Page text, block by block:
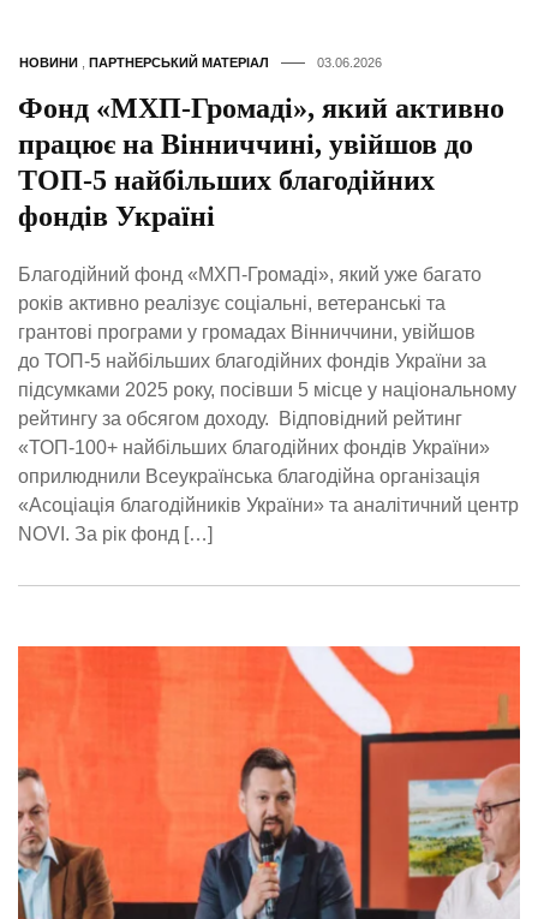
НОВИНИ ПАРТНЕРСЬКИЙ МАТЕРІАЛ 03.06.2026
Фонд «МХП-Громаді», який активно
працює на Вінниччині, увійшов до
ТОП-5 найбільших благодійних
фондів Україні
Благодійний фонд «МХП-Громаді», який уже багато
років активно реалізує соціальні, ветеранські та
грантові програми у громадах Вінниччини, увійшов
до ТОП-5 найбільших благодійних фондів України за
підсумками 2025 року, посівши 5 місце у національному
рейтингу за обсягом доходу. Відповідний рейтинг
«ТОП-100+ найбільших благодійних фондів України»
оприлюднили Всеукраїнська благодійна організація
«Асоціація благодійників України» та аналітичний центр
NOVI. За рік фонд […]